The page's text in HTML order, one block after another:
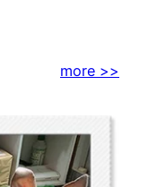
more >>